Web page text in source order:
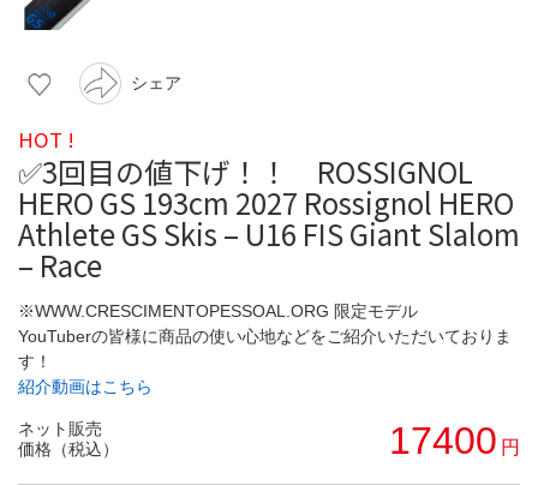
シェア
HOT !
✅3回目の値下げ！！ ROSSIGNOL
HERO GS 193cm 2027 Rossignol HERO
Athlete GS Skis – U16 FIS Giant Slalom
– Race
※WWW.CRESCIMENTOPESSOAL.ORG 限定モデル
YouTuberの皆様に商品の使い心地などをご紹介いただいておりま
す！
紹介動画はこちら
ネット販売
価格（税込）
17400 円